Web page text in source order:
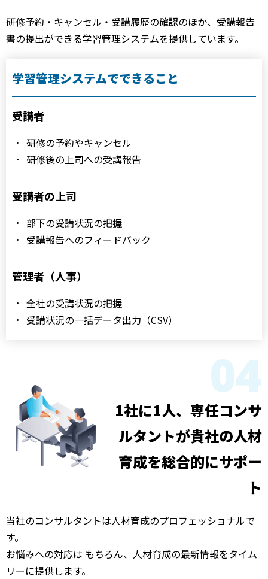
研修予約・キャンセル・受講履歴の確認のほか、受講報告
書の提出ができる学習管理システムを提供しています。
学習管理システムでできること
受講者
研修の予約やキャンセル
研修後の上司への受講報告
受講者の上司
部下の受講状況の把握
受講報告へのフィードバック
管理者（人事）
全社の受講状況の把握
受講状況の一括データ出力（CSV）
04
1社に1人、専任コンサ
ルタントが貴社の人材
育成を総合的にサポー
ト
当社のコンサルタントは人材育成のプロフェッショナルで
す。
お悩みへの対応は もちろん、人材育成の最新情報をタイム
リーに提供します。